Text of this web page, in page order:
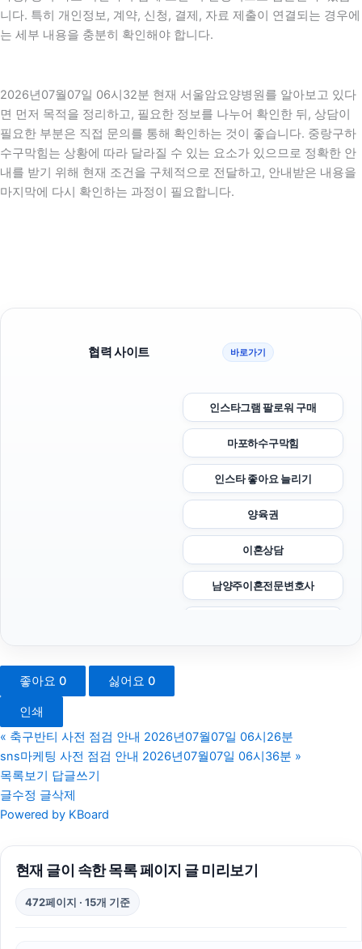
니다. 특히 개인정보, 계약, 신청, 결제, 자료 제출이 연결되는 경우에
는 세부 내용을 충분히 확인해야 합니다.
2026년07월07일 06시32분 현재 서울암요양병원를 알아보고 있다
면 먼저 목적을 정리하고, 필요한 정보를 나누어 확인한 뒤, 상담이
필요한 부분은 직접 문의를 통해 확인하는 것이 좋습니다. 중랑구하
수구막힘는 상황에 따라 달라질 수 있는 요소가 있으므로 정확한 안
내를 받기 위해 현재 조건을 구체적으로 전달하고, 안내받은 내용을
마지막에 다시 확인하는 과정이 필요합니다.
협력 사이트 바로가기
인스타그램 팔로워 구매
마포하수구막힘
인스타 좋아요 늘리기
양육권
이혼상담
남양주이혼전문변호사
대구이혼전문변호사
톰티켓
수원상간소송변호사
좋아요 0 싫어요 0
인쇄
« 축구반티 사전 점검 안내 2026년07월07일 06시26분
sns마케팅 사전 점검 안내 2026년07월07일 06시36분 »
목록보기
답글쓰기
글수정 글삭제
Powered by KBoard
현재 글이 속한 목록 페이지 글 미리보기
472페이지 · 15개 기준